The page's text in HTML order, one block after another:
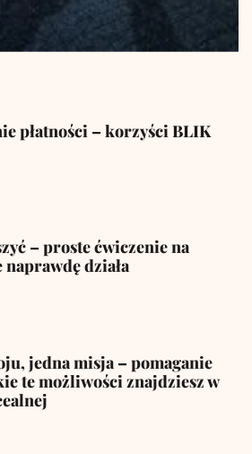
płatności – korzyści BLIK
– proste ćwiczenie na
działa
jedna misja – pomaganie
te możliwości znajdziesz w